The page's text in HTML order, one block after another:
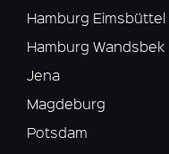
Hamburg Eimsbüttel
Hamburg Wandsbek
Jena
Magdeburg
Potsdam